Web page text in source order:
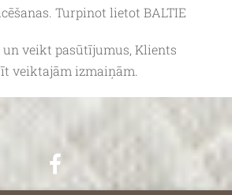
Turpinot lietot BALTIE
un veikt pasūtījumus, Klients
veiktajām izmaiņām.